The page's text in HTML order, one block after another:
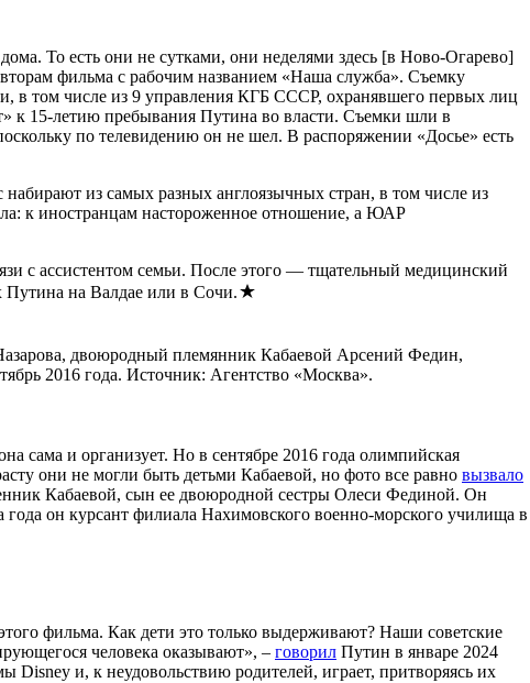
То есть они не сутками, они неделями здесь [в Ново-Огарево]
фильма с рабочим названием «Наша служба». Съемку
в том числе из 9 управления КГБ СССР, охранявшего первых лиц
к 15-летию пребывания Путина во власти. Съемки шли в
по телевидению он не шел. В распоряжении «Досье» есть
набирают из самых разных англоязычных стран, в том числе из
к иностранцам настороженное отношение, а ЮАР
с ассистентом семьи. После этого — тщательный медицинский
Путина на Валдае или в Сочи.
двоюродный племянник Кабаевой Арсений Федин,
2016 года. Источник: Агентство «Москва».
сама и организует. Но в сентябре 2016 года олимпийская
они не могли быть детьми Кабаевой, но фото все равно вызвало
Кабаевой, сын ее двоюродной сестры Олеси Фединой. Он
он курсант филиала Нахимовского военно-морского училища в
фильма. Как дети это только выдерживают? Наши советские
человека оказывают», – говорил Путин в январе 2024
Disney и, к неудовольствию родителей, играет, притворяясь их